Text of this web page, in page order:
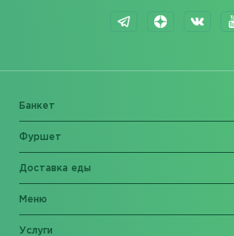
Банкет
Фуршет
Доставка еды
Меню
Услуги